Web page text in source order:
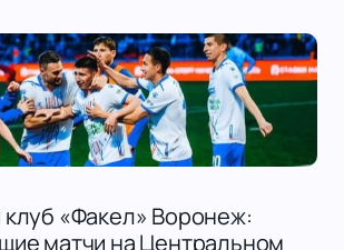
«Факел» Воронеж:
матчи на Центральном